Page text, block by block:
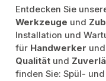
Entdecken Sie
Werkzeuge und
Installation und
für Handwerker und
Qualität und
finden Sie: Spül-